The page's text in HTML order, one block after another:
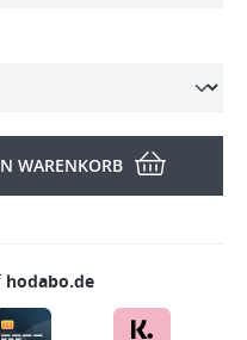
WARENKORB
hodabo.de